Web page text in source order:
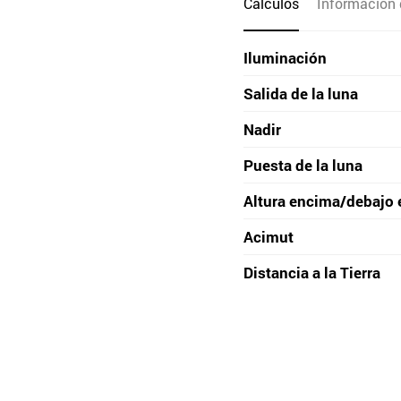
Iluminación
Salida de la luna
Nadir
Puesta de la luna
Altura encima/debajo
Acimut
Distancia a la Tierra